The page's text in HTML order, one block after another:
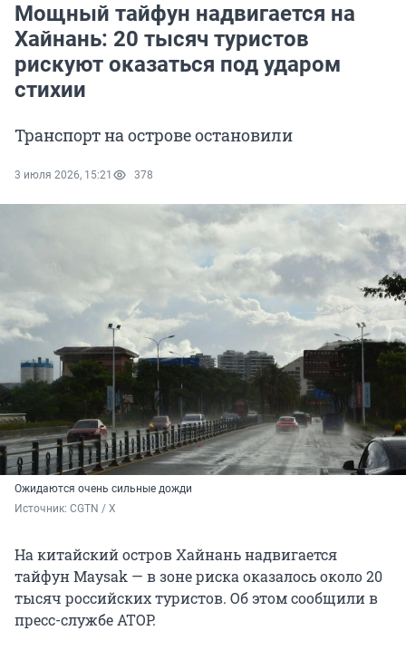
Мощный тайфун надвигается на
Хайнань: 20 тысяч туристов
рискуют оказаться под ударом
стихии
Транспорт на острове остановили
3 июля 2026, 15:21 378
Ожидаются очень сильные дожди
Источник: CGTN / X
На китайский остров Хайнань надвигается
тайфун Maysak — в зоне риска оказалось около 20
тысяч российских туристов. Об этом сообщили в
пресс-службе АТОР.